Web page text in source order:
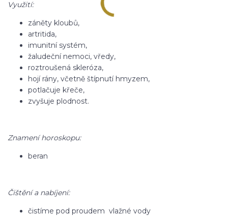
Využití:
záněty kloubů,
artritida,
imunitní systém,
žaludeční nemoci, vředy,
roztroušená skleróza,
hojí rány, včetně štípnutí hmyzem,
potlačuje křeče,
zvyšuje plodnost.
Znamení horoskopu:
beran
Čištění a nabíjení:
čistíme pod proudem vlažné vody